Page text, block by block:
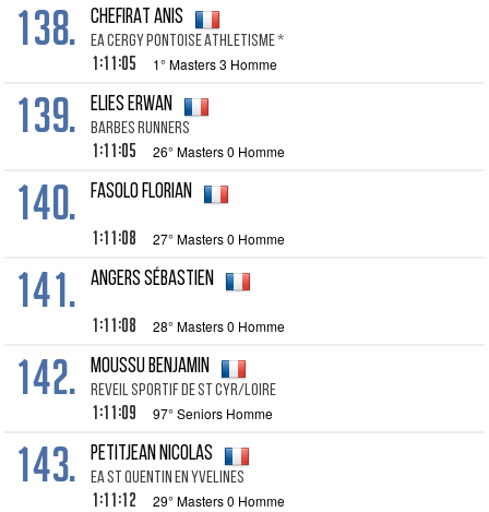
138. CHEFIRAT ANIS
EA CERGY PONTOISE ATHLETISME *
1:11:05 1° Masters 3 Homme
139. ELIES ERWAN
BARBES RUNNERS
1:11:05 26° Masters 0 Homme
140. FASOLO FLORIAN
1:11:08 27° Masters 0 Homme
141. ANGERS SÉBASTIEN
1:11:08 28° Masters 0 Homme
142. MOUSSU BENJAMIN
REVEIL SPORTIF DE ST CYR/LOIRE
1:11:09 97° Seniors Homme
143. PETITJEAN NICOLAS
EA ST QUENTIN EN YVELINES
1:11:12 29° Masters 0 Homme